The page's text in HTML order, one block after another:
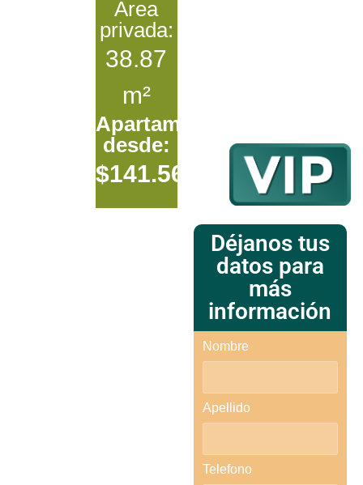
Área
privada:
38.87
m²
Apartamentos
desde:
$141.567.075
Déjanos tus
datos para
más
información
Nombre
Apellido
Telefono